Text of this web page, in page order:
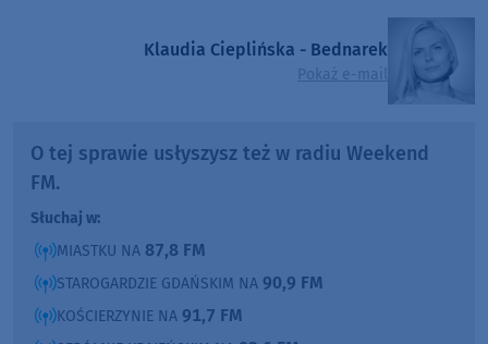
Klaudia Cieplińska - Bednarek
Pokaż e-mail
O tej sprawie usłyszysz też w radiu Weekend
FM.
Słuchaj w:
MIASTKU NA 87,8 FM
STAROGARDZIE GDAŃSKIM NA 90,9 FM
KOŚCIERZYNIE NA 91,7 FM